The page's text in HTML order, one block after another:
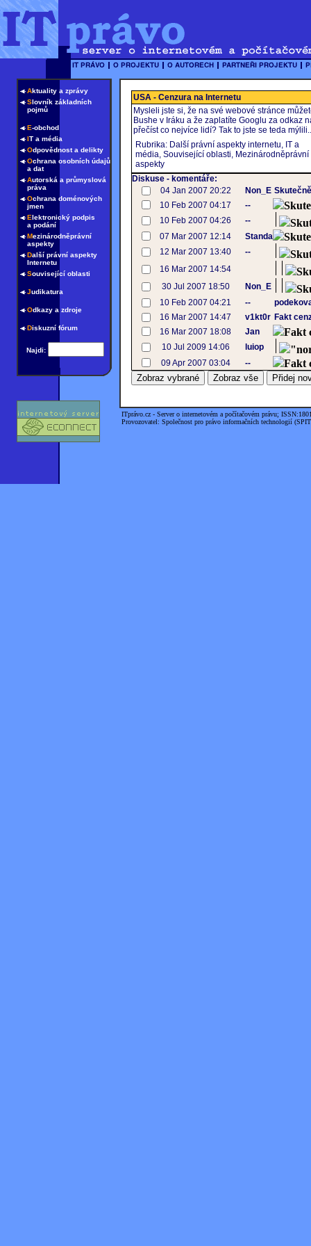
Aktuality a zprávy
Slovník základních
pojmů
E-obchod
IT a média
Odpovědnost a delikty
Ochrana osobních údajů
a dat
Autorská a průmyslová
práva
Ochrana doménových
jmen
Elektronický podpis
a podání
Mezinárodněprávní
aspekty
Další právní aspekty
Internetu
Související oblasti
Judikatura
Odkazy a zdroje
Diskuzní fórum
Najdi:
USA - Cenzura na Internetu
Mysleli jste si, že na své webové stránce
Bushe v Iráku a že zaplatíte Googlu za odkaz
přečíst co nejvíce lidí? Tak to jste se teda
Rubrika: Další právní aspekty internetu, IT a
média, Související oblasti, Mezinárodněprávní
aspekty
Diskuse - komentáře:
04 Jan 2007 20:22
Non_E
10 Feb 2007 04:17
--
10 Feb 2007 04:26 --
07 Mar 2007 12:14 Standa
12 Mar 2007 13:40 --
16 Mar 2007 14:54
30 Jul 2007 18:50 Non_E
10 Feb 2007 04:21 --
16 Mar 2007 14:47
v1kt0r Fakt
16 Mar 2007 18:08
Jan Fakt
10 Jul 2009 14:06 luiop
09 Apr 2007 03:04 -- Fakt
ITprávo.cz - Server o internetovém a počítačovém právu;
Provozovatel: Společnost pro právo informačních technologií